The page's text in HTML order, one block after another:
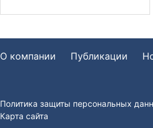
О компании Публикации
Политика защиты персональных
Карта сайта